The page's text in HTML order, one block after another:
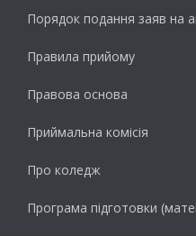
Порядок подання заяв на
Правила прийому
Правова основа
Приймальна комісія
Про коледж
Програма підготовки